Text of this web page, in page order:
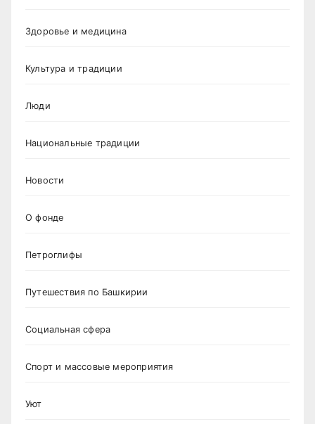
Здоровье и медицина
Культура и традиции
Люди
Национальные традиции
Новости
О фонде
Петроглифы
Путешествия по Башкирии
Социальная сфера
Спорт и массовые мероприятия
Уют